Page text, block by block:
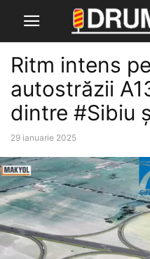
Ritm intens
autostrăzii
dintre #Sibiu
29 ianuarie 2025